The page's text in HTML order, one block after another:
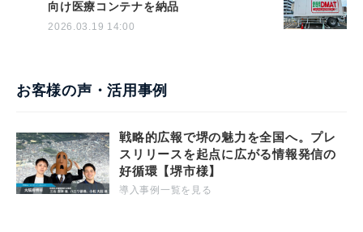
向け医療コンテナを納品
2026.03.19 14:00
お客様の声・活用事例
戦略的広報で堺の魅力を全国へ。プレ
スリリースを起点に広がる情報発信の
好循環【堺市様】
導入事例一覧を見る